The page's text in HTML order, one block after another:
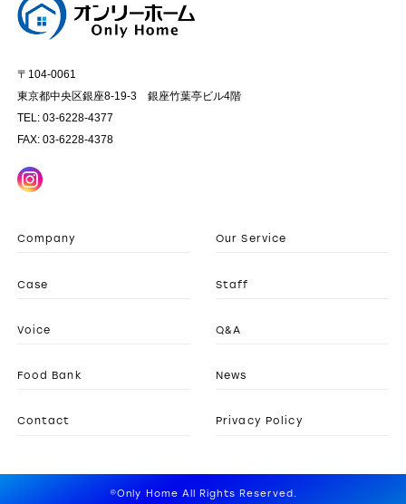
〒104-0061
東京都中央区銀座8-19-3 銀座竹葉亭ビル4階
TEL: 03-6228-4377
FAX: 03-6228-4378
Company Our Service
Case Staff
Voice Q&A
Food Bank News
Contact Privacy Policy
©Only Home All Rights Reserved.